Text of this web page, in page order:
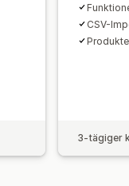
CSV-
3-tägiger